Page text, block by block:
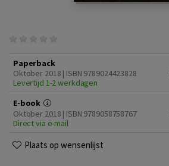
Paperback
Oktober 2018 | ISBN 9789024423828
Levertijd 1-2 werkdagen
E-book
Oktober 2018 | ISBN 9789058758767
Direct via e-mail
Plaats op wensenlijst